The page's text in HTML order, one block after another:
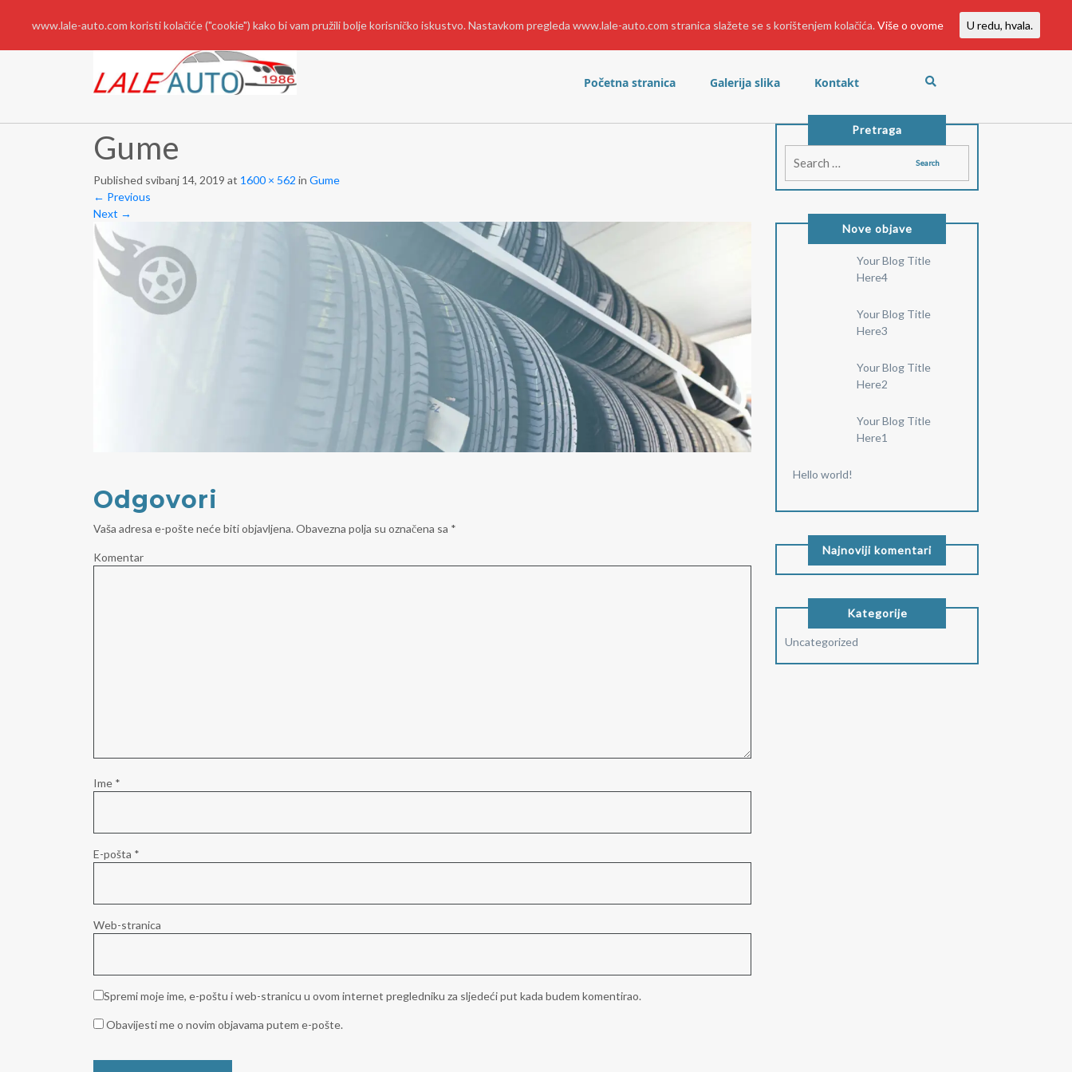
Početna stranica Galerija slika Kontakt
Gume
Published svibanj 14, 2019 at 1600 × 562 in Gume
← Previous
Next →
Odgovori
Vaša adresa e-pošte neće biti objavljena. Obavezna polja su označena sa *
Komentar
Ime *
E-pošta *
Web-stranica
Spremi moje ime, e-poštu i web-stranicu u ovom internet pregledniku za sljedeći put kada budem komentirao.
Obavijesti me o novim objavama putem e-pošte.
Pretraga
Nove objave
Your Blog Title
Here4
Your Blog Title
Here3
Your Blog Title
Here2
Your Blog Title
Here1
Hello world!
Najnoviji komentari
Kategorije
Uncategorized
www.lale-auto.com koristi kolačiće ("cookie") kako bi vam pružili bolje korisničko iskustvo. Nastavkom pregleda www.lale-auto.com stranica slažete se s korištenjem kolačića. Više o ovome U redu, hvala.